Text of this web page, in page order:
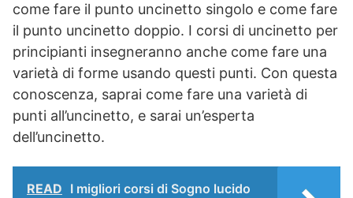
come fare il punto uncinetto singolo e come fare
il punto uncinetto doppio. I corsi di uncinetto per
principianti insegneranno anche come fare una
varietà di forme usando questi punti. Con questa
conoscenza, saprai come fare una varietà di
punti all’uncinetto, e sarai un’esperta
dell’uncinetto.
READ I migliori corsi di Sogno lucido